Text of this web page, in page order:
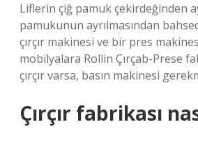
Liflerin çiğ pamuk çekirdeğinden
pamukunun ayrılmasından
çırçır makinesi ve bir pres
mobilyalara Rollin Çırçab-Prese
çırçır varsa, basın makinesi
Çırçır fabrikası